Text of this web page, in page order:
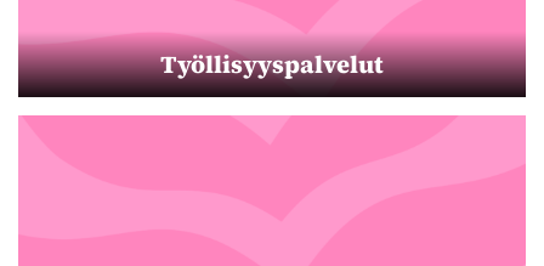
Työllisyyspalvelut